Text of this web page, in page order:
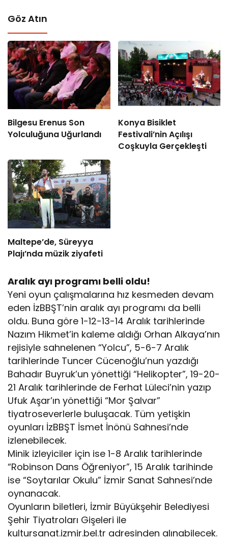
Göz Atın
Bilgesu Erenus Son
Yolculuğuna Uğurlandı
Konya Bisiklet
Festivali’nin Açılışı
Coşkuyla Gerçekleşti
Maltepe’de, Süreyya
Plajı’nda müzik ziyafeti
Aralık ayı programı belli oldu!
Yeni oyun çalışmalarına hız kesmeden devam
eden İzBBŞT’nin aralık ayı programı da belli
oldu. Buna göre 1-12-13-14 Aralık tarihlerinde
Nazım Hikmet’in kaleme aldığı Orhan Alkaya’nın
rejisiyle sahnelenen “Yolcu”, 5-6-7 Aralık
tarihlerinde Tuncer Cücenoğlu’nun yazdığı
Bahadır Buyruk’un yönettiği “Helikopter”, 19-20-
21 Aralık tarihlerinde de Ferhat Lüleci’nin yazıp
Ufuk Aşar’ın yönettiği “Mor Şalvar”
tiyatroseverlerle buluşacak. Tüm yetişkin
oyunları İzBBŞT İsmet İnönü Sahnesi’nde
izlenebilecek.
Minik izleyiciler için ise 1-8 Aralık tarihlerinde
“Robinson Dans Öğreniyor”, 15 Aralık tarihinde
ise “Soytarılar Okulu” İzmir Sanat Sahnesi’nde
oynanacak.
Oyunların biletleri, İzmir Büyükşehir Belediyesi
Şehir Tiyatroları Gişeleri ile
kultursanat.izmir.bel.tr adresinden alınabilecek.